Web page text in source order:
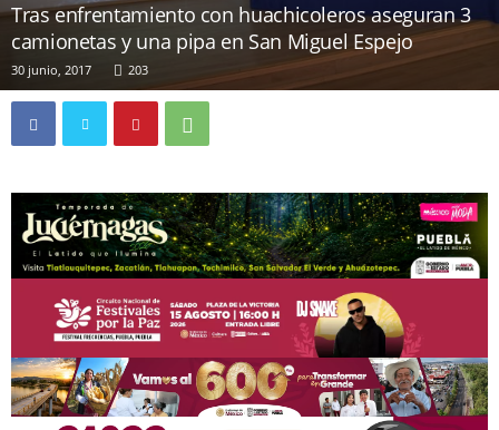
Tras enfrentamiento con huachicoleros aseguran 3
camionetas y una pipa en San Miguel Espejo
30 junio, 2017 203